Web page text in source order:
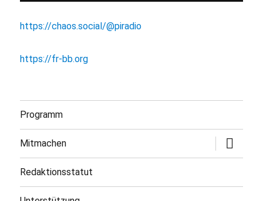
https://chaos.social/@piradio
https://fr-bb.org
Programm
Mitmachen
öffnen
Redaktionsstatut